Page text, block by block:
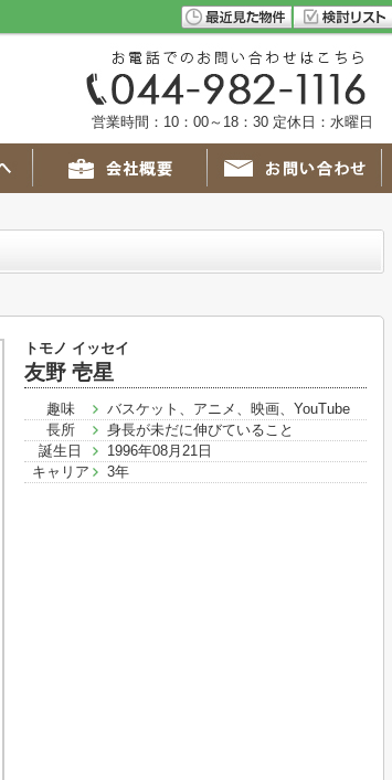
営業時間：10：00～18：30 定休日：水曜日
トモノ イッセイ
友野 壱星
趣味
バスケット、アニメ、映画、YouTube
長所
身長が未だに伸びていること
誕生日
1996年08月21日
キャリア
3年